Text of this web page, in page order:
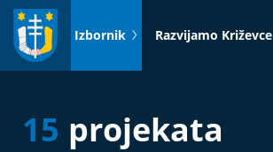
Idi
sadržaj
Izbornik Razvijamo Križevce
15 projekata